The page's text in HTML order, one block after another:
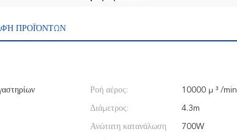
ΠΡΟΪΌΝΤΩΝ
Ροή αέρος: 10000 μ ³ /min
Διάμετρος: 4.3m
Ανώτατη κατανάλωση 700W